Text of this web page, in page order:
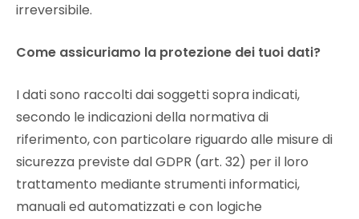
irreversibile.
Come assicuriamo la protezione dei tuoi dati?
I dati sono raccolti dai soggetti sopra indicati,
secondo le indicazioni della normativa di
riferimento, con particolare riguardo alle misure di
sicurezza previste dal GDPR (art. 32) per il loro
trattamento mediante strumenti informatici,
manuali ed automatizzati e con logiche